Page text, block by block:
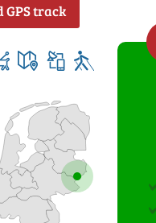
GPS track